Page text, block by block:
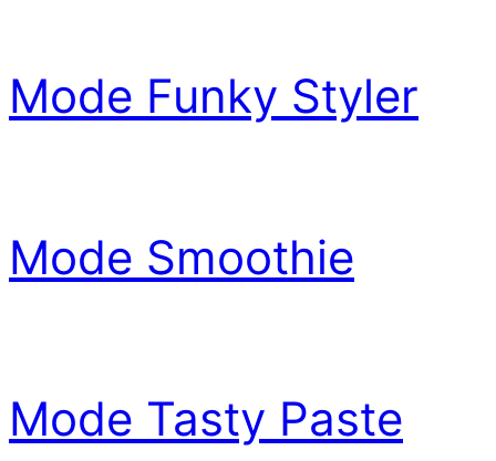
Mode Funky Styler
Mode Smoothie
Mode Tasty Paste